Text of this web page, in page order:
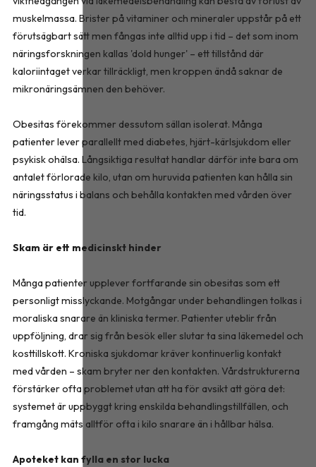
muskelmassa. Brister på vitaminer och mineraler uppstår på ett
förutsägbart sätt men fångas inte alltid upp i tid – det som inom
näringsforskningen kallas 'dold hunger' – ett tillstånd där
kaloriintaget verkar tillräckligt, men kroppen ändå saknar de
mikronäringsämnen den behöver.
Obesitas förekommer dessutom sällan isolerat. Många
patienter lever parallellt med diabetes, hjärt-kärlsjukdom eller
psykisk ohälsa. Långsiktiga resultat handlar därför inte bara om
antalet förlorade kilo, utan om huruvida patienten kan hålla sin
näringsstatus i balans och behålla kontakten med vården över
tid.
Skam är ett medicinskt hinder
Många patienter upplever fortfarande sin obesitas som ett
personligt misslyckande. Motgångar under behandlingen tolkas i
moraliska snarare än kliniska termer. Patienter uteblir från
uppföljning, drar sig från besök eller slutar ta sina läkemedel och
kosttillskott. Kroniska sjukdomar kräver kontinuerlig kontakt
med vården – skam bryter ner den kontakten. Vårdstrukturerna
förstärker ofta problemet utan att ha för avsikt att göra det:
systemet är uppbyggt kring enskilda behandlingstillfällen, och
framgång mäts alltför ofta i kilo snarare än i hållbar hälsa.
Apoteket kan fylla en stor lucka